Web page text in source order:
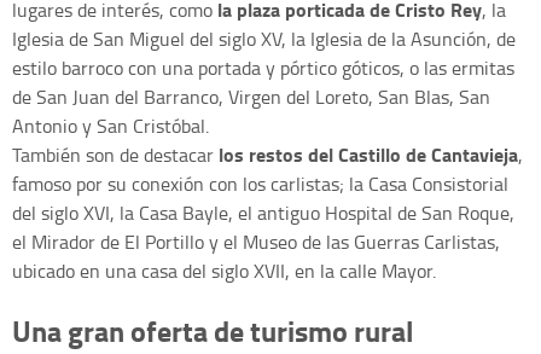
lugares de interés, como la plaza porticada de Cristo Rey, la
Iglesia de San Miguel del siglo XV, la Iglesia de la Asunción, de
estilo barroco con una portada y pórtico góticos, o las ermitas
de San Juan del Barranco, Virgen del Loreto, San Blas, San
Antonio y San Cristóbal.
También son de destacar los restos del Castillo de Cantavieja,
famoso por su conexión con los carlistas; la Casa Consistorial
del siglo XVI, la Casa Bayle, el antiguo Hospital de San Roque,
el Mirador de El Portillo y el Museo de las Guerras Carlistas,
ubicado en una casa del siglo XVII, en la calle Mayor.
Una gran oferta de turismo rural